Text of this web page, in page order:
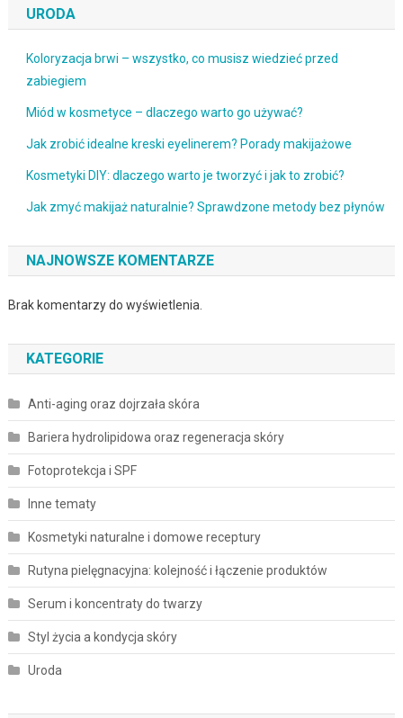
URODA
Koloryzacja brwi – wszystko, co musisz wiedzieć przed
zabiegiem
Miód w kosmetyce – dlaczego warto go używać?
Jak zrobić idealne kreski eyelinerem? Porady makijażowe
Kosmetyki DIY: dlaczego warto je tworzyć i jak to zrobić?
Jak zmyć makijaż naturalnie? Sprawdzone metody bez płynów
NAJNOWSZE KOMENTARZE
Brak komentarzy do wyświetlenia.
KATEGORIE
Anti-aging oraz dojrzała skóra
Bariera hydrolipidowa oraz regeneracja skóry
Fotoprotekcja i SPF
Inne tematy
Kosmetyki naturalne i domowe receptury
Rutyna pielęgnacyjna: kolejność i łączenie produktów
Serum i koncentraty do twarzy
Styl życia a kondycja skóry
Uroda